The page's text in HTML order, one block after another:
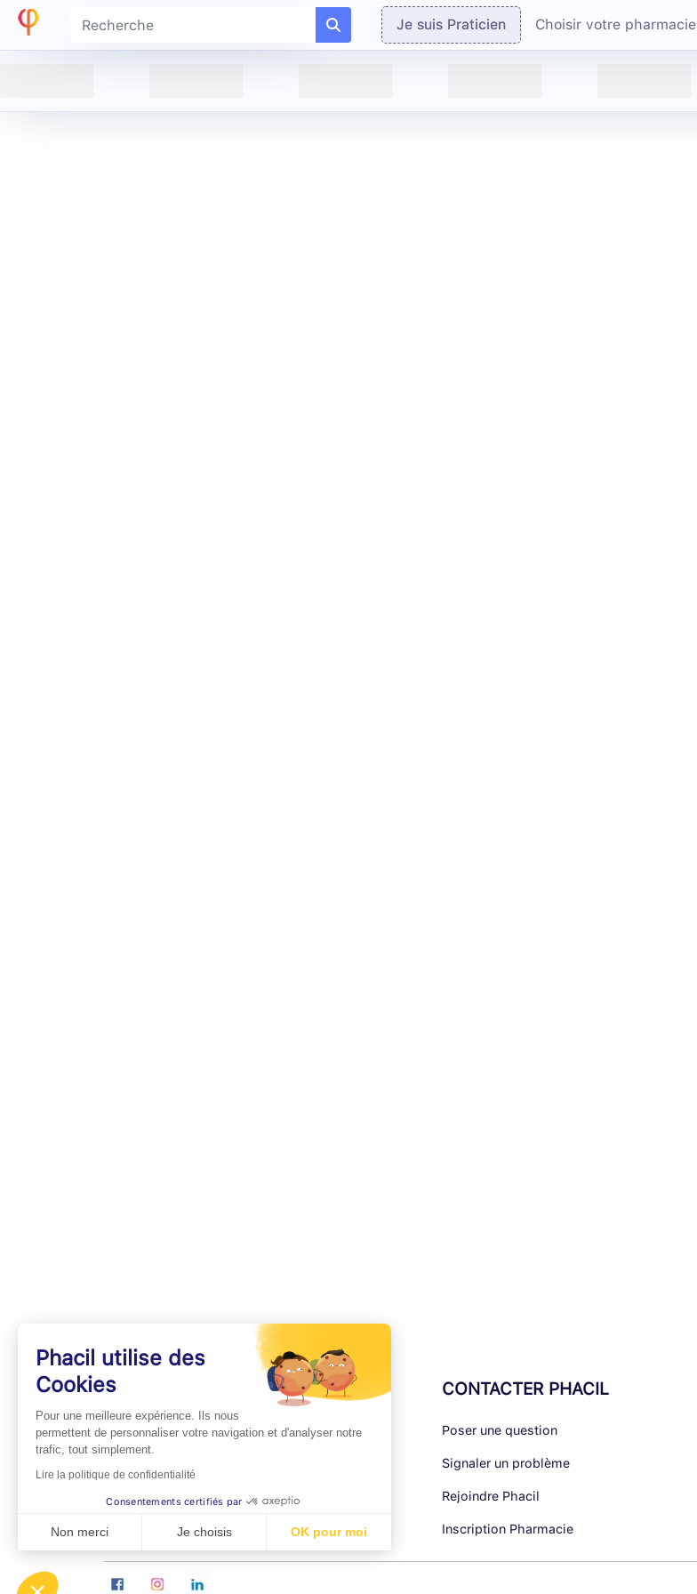
Je suis Praticien Choisir votre pharmacie
INFOS PRATIQUES
Professionnels de Santé
Espace Pharmaciens
Foire aux questions
CONTACTER PHACIL
Poser une question
Signaler un problème
Rejoindre Phacil
Inscription Pharmacie
Phacil utilise des
Cookies
Pour une meilleure expérience. Ils nous
permettent de personnaliser votre navigation et d'analyser notre
trafic, tout simplement.
Lire la politique de confidentialité
Consentements certifiés par
Non merci Je choisis OK pour moi
Axeptio consent
Plateforme de Gestion du Consentement : Personnalisez vos Options